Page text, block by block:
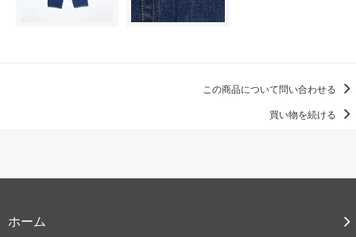
この商品について問い合わせる
買い物を続ける
ホーム